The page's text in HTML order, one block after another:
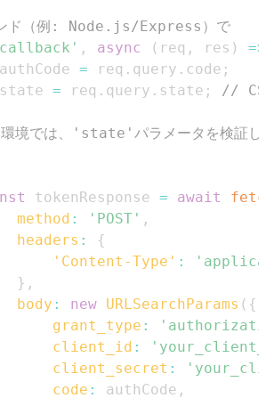
ド（例: Node.js/Express）で
, async ( req , res )
=>
= req . query . code ;
= req . query . state ; //
境では、'state'パラメータを検証し
tokenResponse = await
method : 'POST' ,
headers :
{
'Content-Type' :
} ,
body : new URLSearchParams ( {
grant_type :
client_id :
client_secret :
code : authCode ,